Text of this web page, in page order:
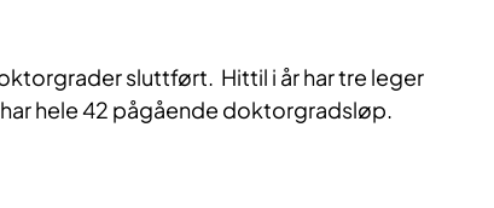
sluttført. Hittil i år har tre leger
hele 42 pågående doktorgradsløp.